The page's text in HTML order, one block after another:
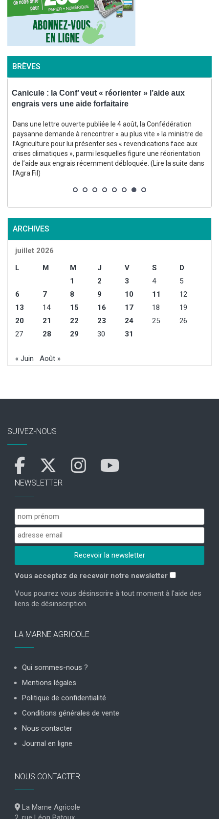
BRÈVES
Canicule : la Conf’ veut « réorienter » l’aide aux
engrais vers une aide forfaitaire
Dans une lettre ouverte publiée le 4 août, la Confédération
paysanne demande à rencontrer « au plus vite » la ministre de
l’Agriculture pour lui présenter ses « revendications face aux
crises climatiques », parmi lesquelles figure une réorientation
de l’aide aux engrais récemment débloquée. (Lire la suite dans
l'Agra Fil)
ARCHIVES
juillet 2026
L
M M J V S
D
1
2 3 4
5
6
7 8 9 10 11
12
13
14 15 16 17 18
19
20
21 22 23 24 25
26
27
28 29 30 31
« Juin Août »
SUIVEZ-NOUS
NEWSLETTER
Vous acceptez de recevoir notre newsletter
Vous pourrez vous désinscrire à tout moment à l'aide des
liens de désinscription.
LA MARNE AGRICOLE
Qui sommes-nous ?
Mentions légales
Politique de confidentialité
Conditions générales de vente
Nous contacter
Journal en ligne
NOUS CONTACTER
La Marne Agricole